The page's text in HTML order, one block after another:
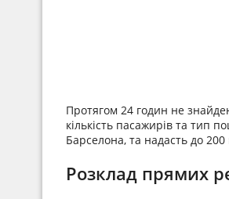
Протягом 24 годин не
кількість пасажирів та тип
Барселона, та надасть до
Розклад прямих